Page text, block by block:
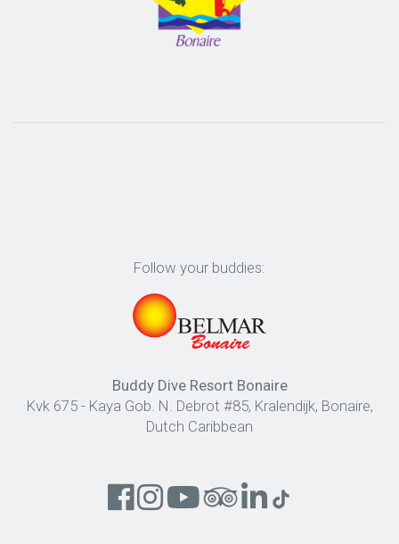
Follow your buddies:
Buddy Dive Resort Bonaire
Kvk 675 - Kaya Gob. N. Debrot #85, Kralendijk, Bonaire,
Dutch Caribbean